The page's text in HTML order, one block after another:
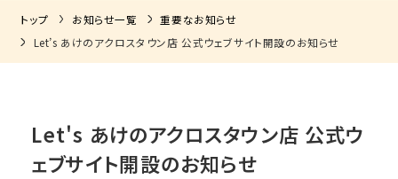
トップ お知らせ一覧
重要なお知らせ
Let’s あけのアクロスタウン店 公式ウェブサイト開設のお知らせ
Let's あけのアクロスタウン店 公式ウ
ェブサイト開設のお知らせ